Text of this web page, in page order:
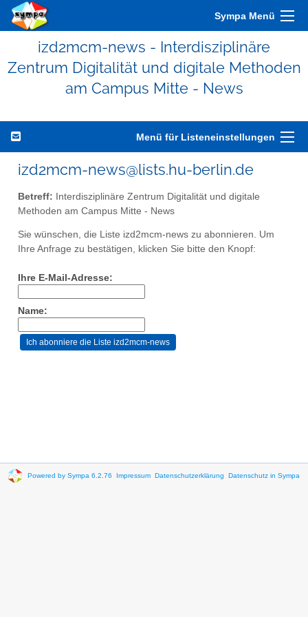
Sympa Menü
izd2mcm-news - Interdisziplinäre
Zentrum Digitalität und digitale Methoden
am Campus Mitte - News
Menü für Listeneinstellungen
izd2mcm-news@lists.hu-berlin.de
Betreff: Interdisziplinäre Zentrum Digitalität und digitale
Methoden am Campus Mitte - News
Sie wünschen, die Liste izd2mcm-news zu abonnieren. Um
Ihre Anfrage zu bestätigen, klicken Sie bitte den Knopf:
Ihre E-Mail-Adresse:
Name:
Powered by Sympa 6.2.76 Impressum Datenschutzerklärung Datenschutz in Sympa